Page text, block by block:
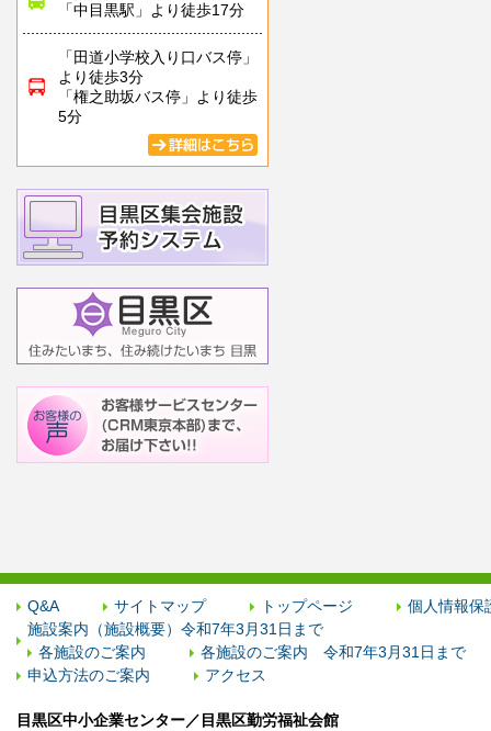
「中目黒駅」より徒歩17分
「田道小学校入り口バス停」
より徒歩3分
「権之助坂バス停」より徒歩
5分
Q&A サイトマップ トップページ
個人情報保
施設案内（施設概要）令和7年3月31日まで
各施設のご案内
各施設のご案内 令和7年3月31日まで
申込方法のご案内
アクセス
目黒区中小企業センター／目黒区勤労福祉会館